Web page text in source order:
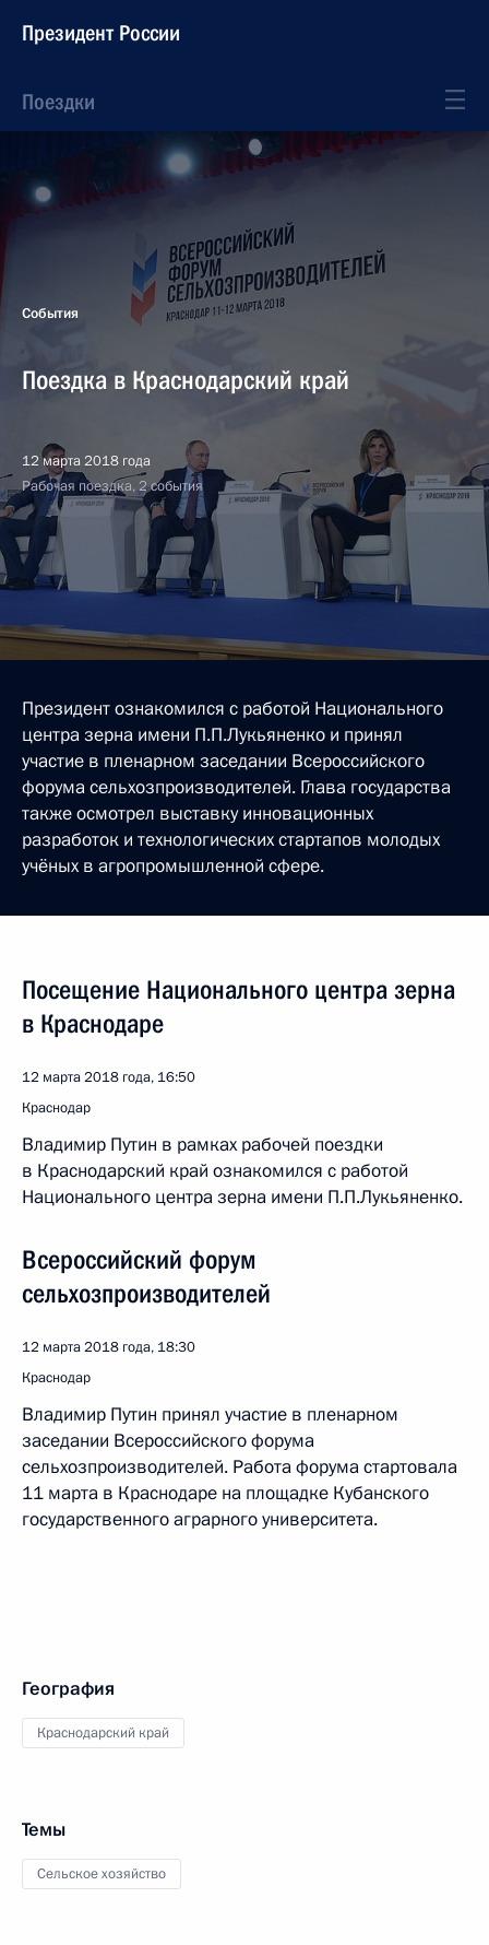
Президент России
Поездки
События
Поездка в Краснодарский край
12 марта 2018 года
Рабочая поездка, 2 события
Президент ознакомился с работой Национального
центра зерна имени П.П.Лукьяненко и принял
участие в пленарном заседании Всероссийского
форума сельхозпроизводителей. Глава государства
также осмотрел выставку инновационных
разработок и технологических стартапов молодых
учёных в агропромышленной сфере.
Посещение Национального центра зерна
в Краснодаре
12 марта 2018 года, 16:50
Краснодар
Владимир Путин в рамках рабочей поездки
в Краснодарский край ознакомился с работой
Национального центра зерна имени П.П.Лукьяненко.
Всероссийский форум
сельхозпроизводителей
12 марта 2018 года, 18:30
Краснодар
Владимир Путин принял участие в пленарном
заседании Всероссийского форума
сельхозпроизводителей. Работа форума стартовала
11 марта в Краснодаре на площадке Кубанского
государственного аграрного университета.
География
Краснодарский край
Темы
Сельское хозяйство